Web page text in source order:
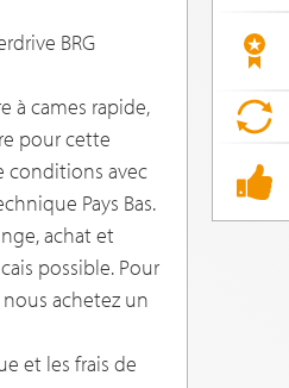
BRG
à cames rapide,
pour cette
conditions avec
Pays Bas.
achat et
possible. Pour
achetez un
et les frais de